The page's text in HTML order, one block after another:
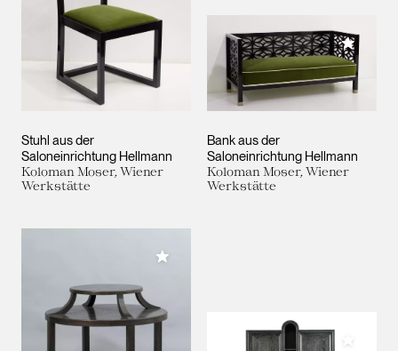
Stuhl aus der
Saloneinrichtung Hellmann
Koloman Moser, Wiener
Werkstätte
Bank aus der
Saloneinrichtung Hellmann
Koloman Moser, Wiener
Werkstätte
Meiner
Meiner Sammlung hinzufügen
Meiner